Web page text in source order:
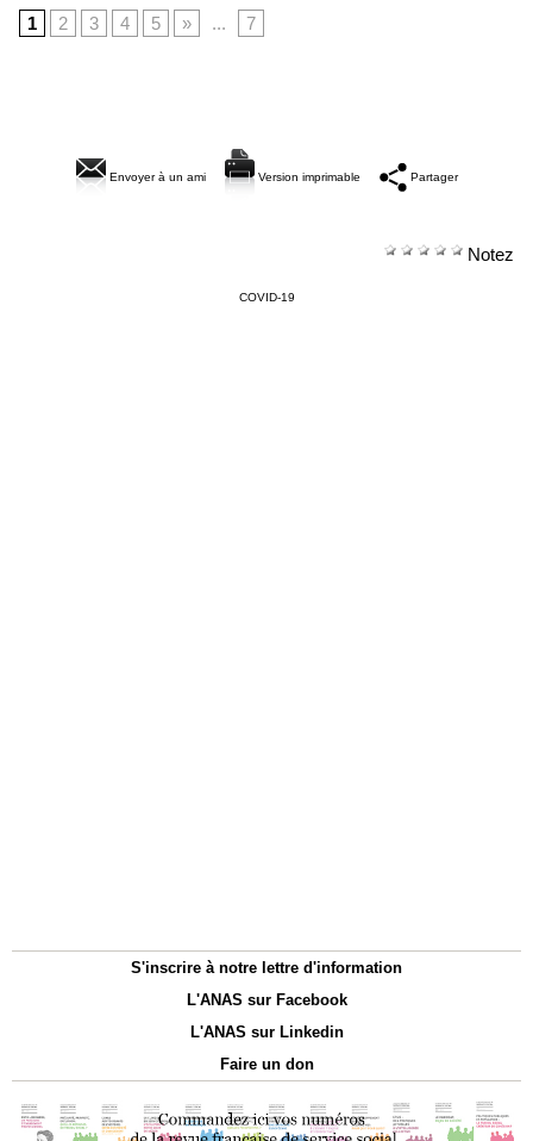
1
2 3 4 5 » ... 7
Envoyer à un ami Version imprimable Partager
Notez
COVID-19
S'inscrire à notre lettre d'information
L'ANAS sur Facebook
L'ANAS sur Linkedin
Faire un don